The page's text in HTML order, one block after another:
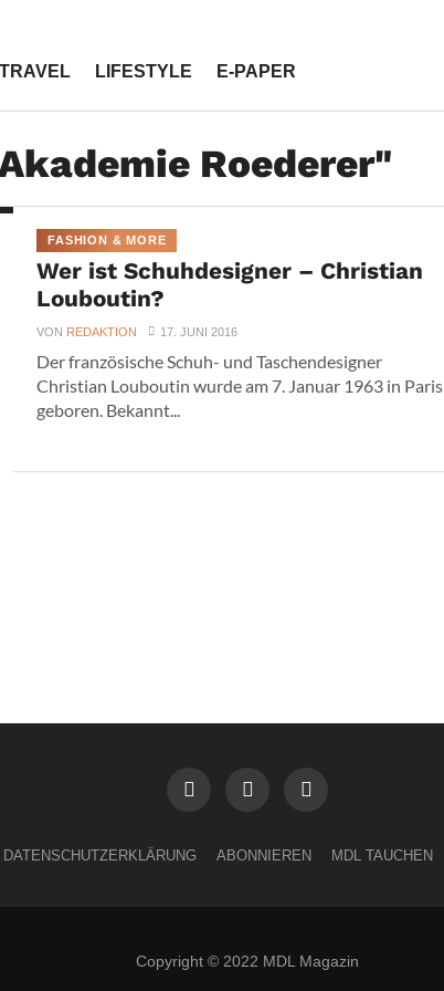
TRAVEL LIFESTYLE E-PAPER
Roederer"
FASHION & MORE
Wer ist Schuhdesigner – Christian
Louboutin?
VON REDAKTION 17. JUNI 2016
Der französische Schuh- und Taschendesigner
Christian Louboutin wurde am 7. Januar 1963 in Paris
geboren. Bekannt...
DATENSCHUTZERKLÄRUNG ABONNIEREN MDL TAUCHEN
Copyright © 2022 MDL Magazin